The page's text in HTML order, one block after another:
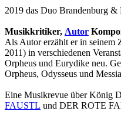
2019 das Duo Brandenburg &
Musikkritiker, Autor
Als Autor erzählt er in seinem
2011) in verschiedenen
Orpheus und Eurydike neu.
Orpheus, Odysseus und
Eine Musikrevue über König
FAUSTL und DER ROTE